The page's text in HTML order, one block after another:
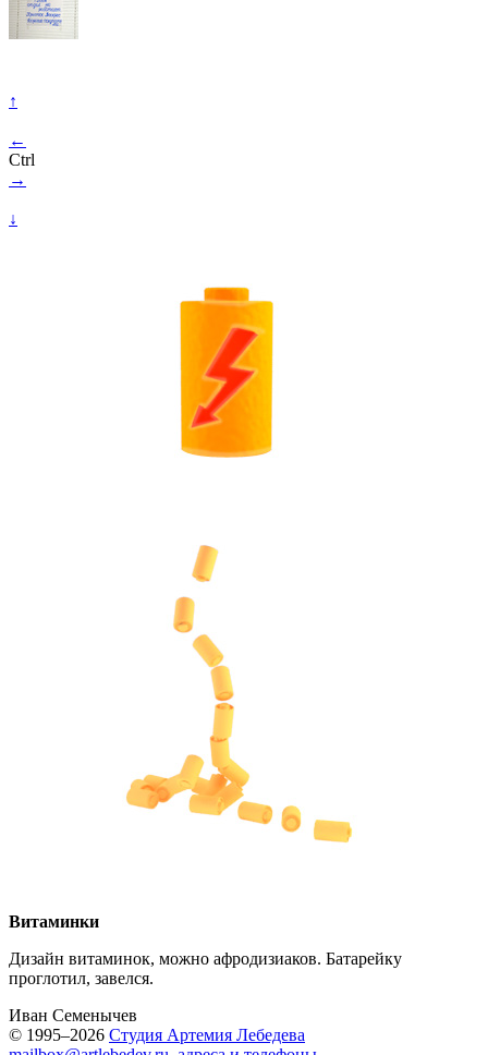
↑
←
Ctrl
→
↓
Витаминки
Дизайн витаминок, можно афродизиаков. Батарейку
проглотил, завелся.
Иван Семенычев
© 1995–2026 Студия Артемия Лебедева